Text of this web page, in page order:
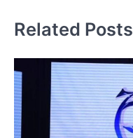
Related Posts